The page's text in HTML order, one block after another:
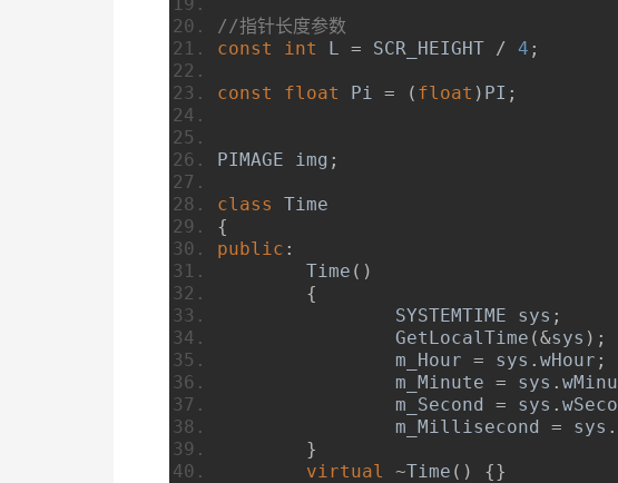
//指针长度参数
const
int L = SCR_HEIGHT / 4 ;
const float Pi = ( float ) PI ;
PIMAGE img ;
class
Time
{
public :
Time ()
{
		SYSTEMTIME sys
;
GetLocalTime (&sys );
		m_Hour
= sys . wHour ;
		m_Minute
= sys .
		m_Second
= sys .
		m_Millisecond
= sys .
}
virtual
~Time () {}